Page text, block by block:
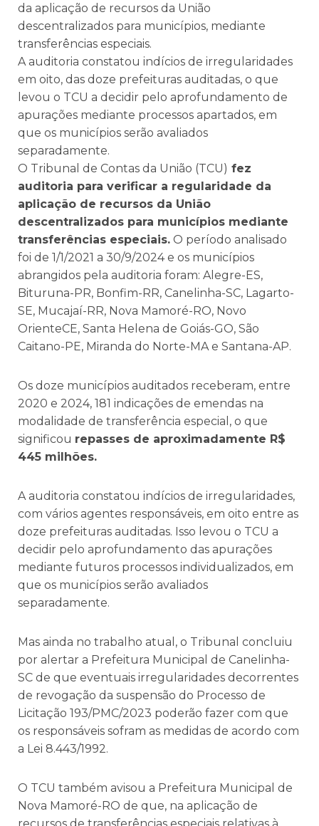
da aplicação de recursos da União
descentralizados para municípios, mediante
transferências especiais.
A auditoria constatou indícios de irregularidades
em oito, das doze prefeituras auditadas, o que
levou o TCU a decidir pelo aprofundamento de
apurações mediante processos apartados, em
que os municípios serão avaliados
separadamente.
O Tribunal de Contas da União (TCU) fez
auditoria para verificar a regularidade da
aplicação de recursos da União
descentralizados para municípios mediante
transferências especiais. O período analisado
foi de 1/1/2021 a 30/9/2024 e os municípios
abrangidos pela auditoria foram: Alegre-ES,
Bituruna-PR, Bonfim-RR, Canelinha-SC, Lagarto-
SE, Mucajaí-RR, Nova Mamoré-RO, Novo
OrienteCE, Santa Helena de Goiás-GO, São
Caitano-PE, Miranda do Norte-MA e Santana-AP.
Os doze municípios auditados receberam, entre
2020 e 2024, 181 indicações de emendas na
modalidade de transferência especial, o que
significou repasses de aproximadamente R$
445 milhões.
A auditoria constatou indícios de irregularidades,
com vários agentes responsáveis, em oito entre as
doze prefeituras auditadas. Isso levou o TCU a
decidir pelo aprofundamento das apurações
mediante futuros processos individualizados, em
que os municípios serão avaliados
separadamente.
Mas ainda no trabalho atual, o Tribunal concluiu
por alertar a Prefeitura Municipal de Canelinha-
SC de que eventuais irregularidades decorrentes
de revogação da suspensão do Processo de
Licitação 193/PMC/2023 poderão fazer com que
os responsáveis sofram as medidas de acordo com
a Lei 8.443/1992.
O TCU também avisou a Prefeitura Municipal de
Nova Mamoré-RO de que, na aplicação de